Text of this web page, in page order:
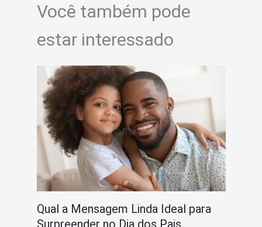
Você também pode
estar interessado
Qual a Mensagem Linda Ideal para